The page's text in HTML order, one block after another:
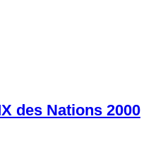
des Nations 2000